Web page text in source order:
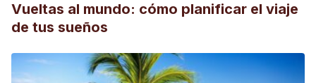
Vueltas al mundo: cómo planificar el viaje
de tus sueños